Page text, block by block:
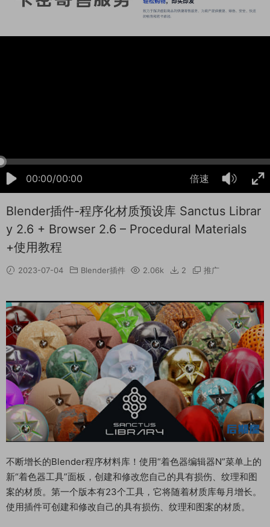
00:00/00:00 倍速
Blender插件-程序化材质预设库 Sanctus Librar
y 2.6 + Browser 2.6 – Procedural Materials
+使用教程
2023-07-04 Blender插件 2.06k 2 推广
不断增长的Blender程序材料库！使用“着色器编辑器N”菜单上的
新“着色器工具”面板，创建和修改您自己的具有损伤、纹理和图
案的材质。第一个版本有23个工具，它将随着材质库每月增长。
使用插件可创建和修改自己的具有损伤、纹理和图案的材质。